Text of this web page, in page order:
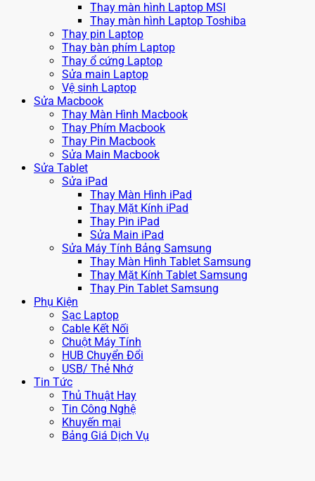
Thay màn hình Laptop MSI
Thay màn hình Laptop Toshiba
Thay pin Laptop
Thay bàn phím Laptop
Thay ổ cứng Laptop
Sửa main Laptop
Vệ sinh Laptop
Sửa Macbook
Thay Màn Hình Macbook
Thay Phím Macbook
Thay Pin Macbook
Sửa Main Macbook
Sửa Tablet
Sửa iPad
Thay Màn Hình iPad
Thay Mặt Kính iPad
Thay Pin iPad
Sửa Main iPad
Sửa Máy Tính Bảng Samsung
Thay Màn Hình Tablet Samsung
Thay Mặt Kính Tablet Samsung
Thay Pin Tablet Samsung
Phụ Kiện
Sạc Laptop
Cable Kết Nối
Chuột Máy Tính
HUB Chuyển Đổi
USB/ Thẻ Nhớ
Tin Tức
Thủ Thuật Hay
Tin Công Nghệ
Khuyến mại
Bảng Giá Dịch Vụ